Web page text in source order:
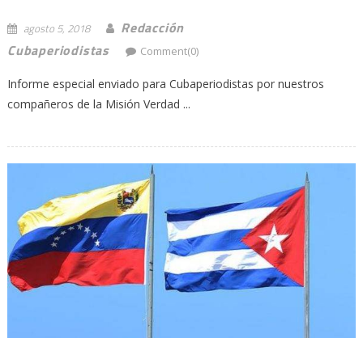
agosto 5, 2018
Redacción
Cubaperiodistas
Comment(0)
Informe especial enviado para Cubaperiodistas por nuestros
compañeros de la Misión Verdad ...